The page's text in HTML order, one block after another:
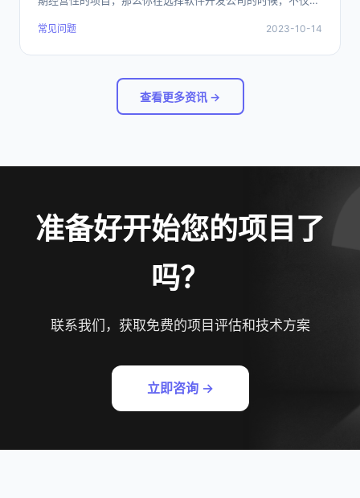
够长期合作的合作伙伴，如何才能选择一个能够长期的合作伙
伴呢？
常见问题 2023-10-14
查看更多资讯 →
准备好开始您的项目了
吗？
联系我们，获取免费的项目评估和技术方案
立即咨询 →